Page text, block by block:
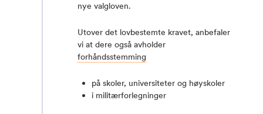
nye valgloven.
Utover det lovbestemte kravet, anbefaler
vi at dere også avholder
forhåndsstemming
på skoler, universiteter og høyskoler
i militærforlegninger